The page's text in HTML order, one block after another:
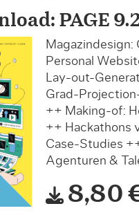
PAGE
Magazindesign:
Personal
Lay-out-
Grad-
++ Making-of:
++ Hackathons
Case-Studies
Agenturen &
8,80